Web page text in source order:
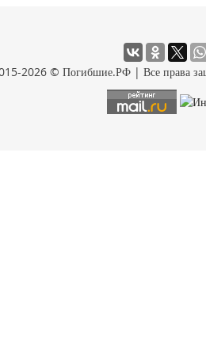
2026 © Погибшие.РФ | Все права